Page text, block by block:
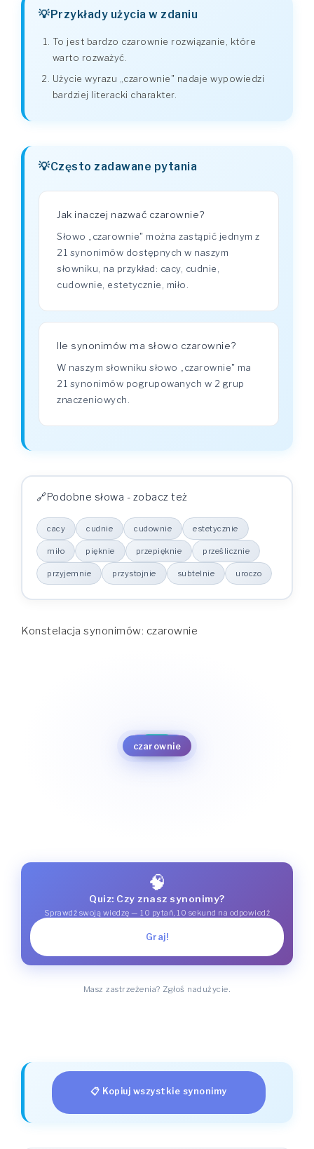
Przykłady użycia w zdaniu
To jest bardzo czarownie rozwiązanie, które
warto rozważyć.
Użycie wyrazu „czarownie" nadaje wypowiedzi
bardziej literacki charakter.
Często zadawane pytania
Jak inaczej nazwać czarownie?
Słowo „czarownie" można zastąpić jednym z
21 synonimów dostępnych w naszym
słowniku, na przykład: cacy, cudnie,
cudownie, estetycznie, miło.
Ile synonimów ma słowo czarownie?
W naszym słowniku słowo „czarownie" ma
21 synonimów pogrupowanych w 2 grup
znaczeniowych.
Podobne słowa - zobacz też
cacy cudnie cudownie estetycznie
miło pięknie przepięknie prześlicznie
przyjemnie przystojnie subtelnie uroczo
Konstelacja synonimów: czarownie
czarownie
cacy
cudownie
estetycznie
pięknie
przepięknie
prześlicznie
przyjemnie
przystojnie
subtelnie
🧠
Quiz: Czy znasz synonimy?
Sprawdź swoją wiedzę — 10 pytań, 10 sekund na odpowiedź
Graj!
Masz zastrzeżenia? Zgłoś nadużycie.
📋 Kopiuj wszystkie synonimy